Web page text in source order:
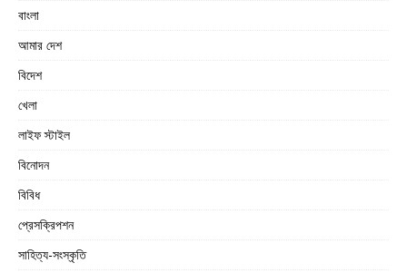
বাংলা
আমার দেশ
বিদেশ
খেলা
লাইফ স্টাইল
বিনোদন
বিবিধ
প্রেসক্রিপশন
সাহিত্য-সংস্কৃতি